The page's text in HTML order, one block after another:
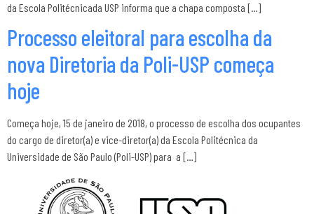
da Escola Politécnicada USP informa que a chapa composta […]
Processo eleitoral para escolha da
nova Diretoria da Poli-USP começa
hoje
Começa hoje, 15 de janeiro de 2018, o processo de escolha dos ocupantes
do cargo de diretor(a) e vice-diretor(a) da Escola Politécnica da
Universidade de São Paulo (Poli-USP) para a […]